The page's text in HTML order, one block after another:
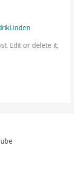
Edit or delete it,